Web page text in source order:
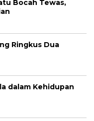
Bocah Tewas,
Ringkus Dua
dalam Kehidupan